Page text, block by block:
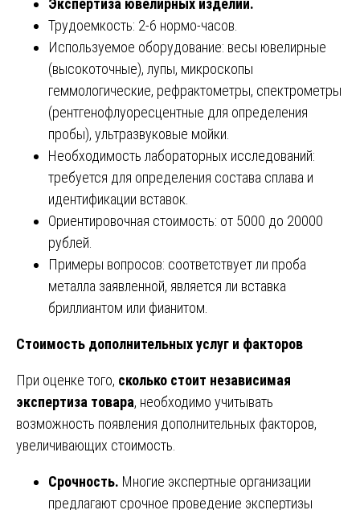
Экспертиза ювелирных изделий.
Трудоемкость: 2-6 нормо-часов.
Используемое оборудование: весы ювелирные
(высокоточные), лупы, микроскопы
геммологические, рефрактометры, спектрометры
(рентгенофлуоресцентные для определения
пробы), ультразвуковые мойки.
Необходимость лабораторных исследований:
требуется для определения состава сплава и
идентификации вставок.
Ориентировочная стоимость: от 5000 до 20000
рублей.
Примеры вопросов: соответствует ли проба
металла заявленной, является ли вставка
бриллиантом или фианитом.
Стоимость дополнительных услуг и факторов
При оценке того, сколько стоит независимая
экспертиза товара, необходимо учитывать
возможность появления дополнительных факторов,
увеличивающих стоимость.
Срочность. Многие экспертные организации
предлагают срочное проведение экспертизы